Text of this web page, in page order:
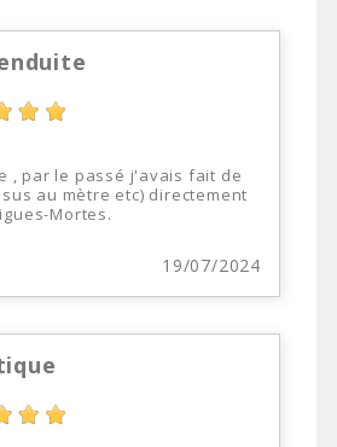
, par le passé j'avais fait de
au mètre etc) directement
Mortes.
19/07/2024